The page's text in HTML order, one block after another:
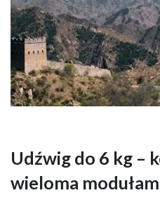
Udźwig do 6 kg –
wieloma